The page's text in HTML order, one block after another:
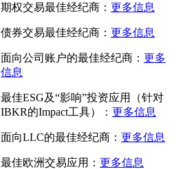
期权交易最佳经纪商： 更多信息
债券交易最佳经纪商： 更多信息
面向公司账户的最佳经纪商： 更多
信息
最佳ESG及“影响”投资应用（针对
IBKR的Impact工具）： 更多信息
面向LLC的最佳经纪商： 更多信息
最佳欧洲交易应用： 更多信息